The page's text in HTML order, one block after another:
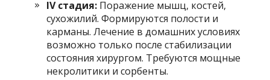
IV стадия: Поражение мышц, костей,
сухожилий. Формируются полости и
карманы. Лечение в домашних условиях
возможно только после стабилизации
состояния хирургом. Требуются мощные
некролитики и сорбенты.